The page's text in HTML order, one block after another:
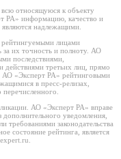
относящуюся к объекту
РА» информацию, качество и
надлежащими.
рейтингуемыми лицами
за их точность и полноту. АО
последствиями,
третьих лиц, прямо
АО «Эксперт РА» рейтинговыми
в пресс-релизах,
АО «Эксперт РА» вправе
уведомления,
требованиями законодательства
состояние рейтинга, является